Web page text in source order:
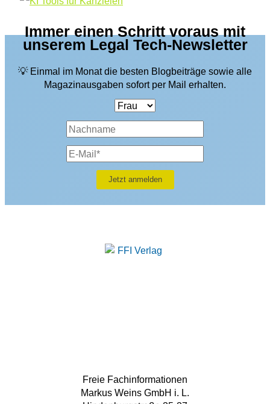
Immer einen Schritt voraus mit
unserem Legal Tech-Newsletter
💡 Einmal im Monat die besten Blogbeiträge sowie alle
Magazinausgaben sofort per Mail erhalten.
Freie Fachinformationen
Markus Weins GmbH i. L.